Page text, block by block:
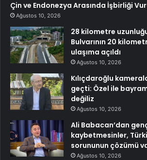
Çin ve Endonezya Arasında İşbirliği
Ağustos 10, 2026
28 kilometre
Bulvarının 20
ulaşıma açıldı
Ağustos 10, 2026
Kılıçdaroğlu
geçti: Özel ile
değiliz
Ağustos 10, 2026
Ali Babacan’dan
kaybetmesinler,
sorununun çözümü
Ağustos 10, 2026